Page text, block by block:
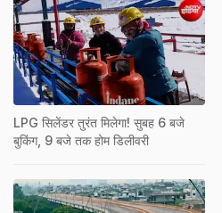
LPG सिलेंडर तुरंत मिलेगा! सुबह 6 बजे
बुकिंग, 9 बजे तक होम डिलीवरी